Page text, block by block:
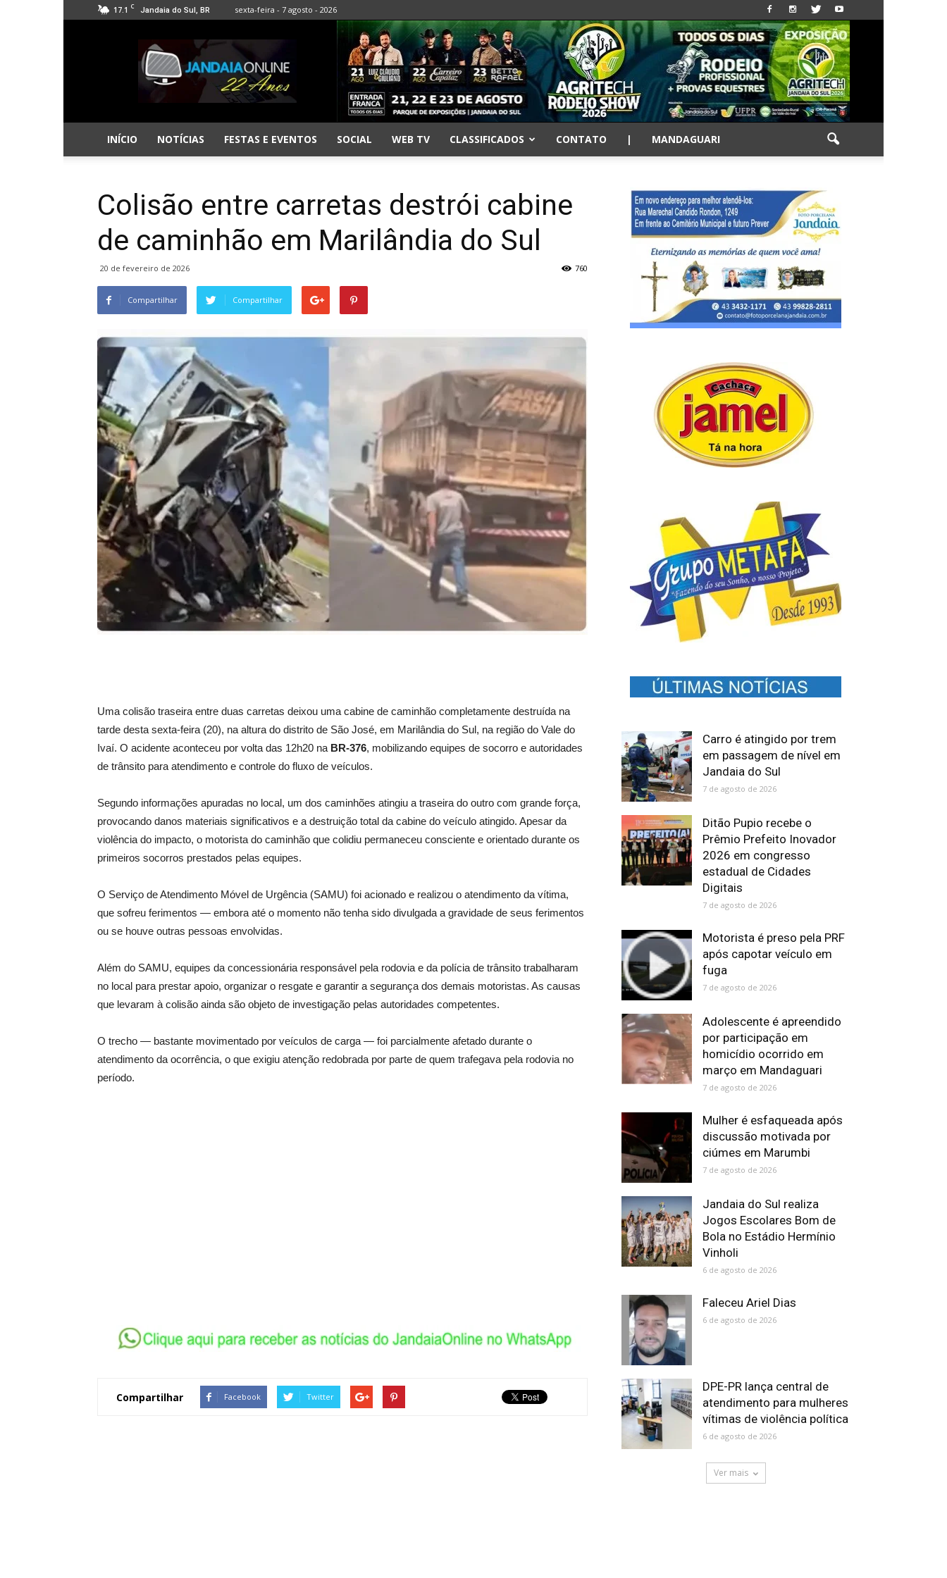
17.1 C Jandaia do Sul, BR sexta-feira - 7 agosto - 2026
Jandaia
Online
INÍCIO NOTÍCIAS FESTAS E EVENTOS SOCIAL WEB TV CLASSIFICADOS CONTATO | MANDAGUARI
Colisão entre carretas destrói cabine
de caminhão em Marilândia do Sul
20 de fevereiro de 2026 760
Compartilhar Compartilhar
Uma colisão traseira entre duas carretas deixou uma cabine de caminhão completamente destruída na
tarde desta sexta-feira (20), na altura do distrito de São José, em Marilândia do Sul, na região do Vale do
Ivaí. O acidente aconteceu por volta das 12h20 na BR-376, mobilizando equipes de socorro e autoridades
de trânsito para atendimento e controle do fluxo de veículos.
Segundo informações apuradas no local, um dos caminhões atingiu a traseira do outro com grande força,
provocando danos materiais significativos e a destruição total da cabine do veículo atingido. Apesar da
violência do impacto, o motorista do caminhão que colidiu permaneceu consciente e orientado durante os
primeiros socorros prestados pelas equipes.
O Serviço de Atendimento Móvel de Urgência (SAMU) foi acionado e realizou o atendimento da vítima,
que sofreu ferimentos — embora até o momento não tenha sido divulgada a gravidade de seus ferimentos
ou se houve outras pessoas envolvidas.
Além do SAMU, equipes da concessionária responsável pela rodovia e da polícia de trânsito trabalharam
no local para prestar apoio, organizar o resgate e garantir a segurança dos demais motoristas. As causas
que levaram à colisão ainda são objeto de investigação pelas autoridades competentes.
O trecho — bastante movimentado por veículos de carga — foi parcialmente afetado durante o
atendimento da ocorrência, o que exigiu atenção redobrada por parte de quem trafegava pela rodovia no
período.
Compartilhar Facebook Twitter
Carro é atingido por trem
em passagem de nível em
Jandaia do Sul
7 de agosto de 2026
Ditão Pupio recebe o
Prêmio Prefeito Inovador
2026 em congresso
estadual de Cidades
Digitais
7 de agosto de 2026
Motorista é preso pela PRF
após capotar veículo em
fuga
7 de agosto de 2026
Adolescente é apreendido
por participação em
homicídio ocorrido em
março em Mandaguari
7 de agosto de 2026
Mulher é esfaqueada após
discussão motivada por
ciúmes em Marumbi
7 de agosto de 2026
Jandaia do Sul realiza
Jogos Escolares Bom de
Bola no Estádio Hermínio
Vinholi
6 de agosto de 2026
Faleceu Ariel Dias
6 de agosto de 2026
DPE-PR lança central de
atendimento para mulheres
vítimas de violência política
6 de agosto de 2026
Ver mais